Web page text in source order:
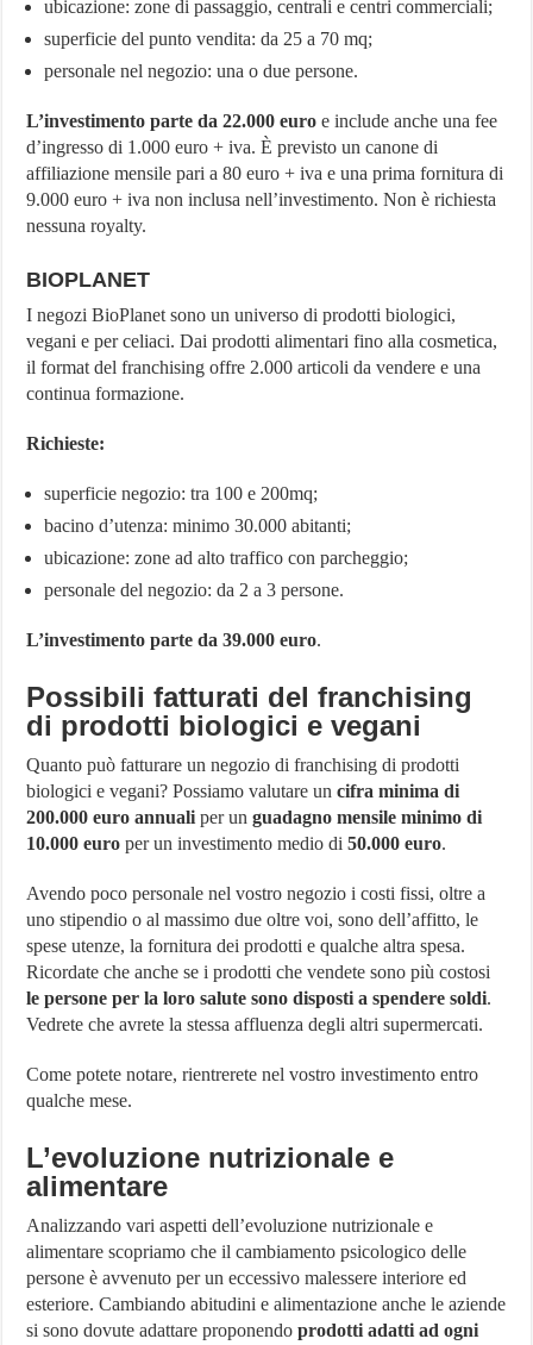
ubicazione: zone di passaggio, centrali e centri commerciali;
superficie del punto vendita: da 25 a 70 mq;
personale nel negozio: una o due persone.
L’investimento parte da 22.000 euro e include anche una fee
d’ingresso di 1.000 euro + iva. È previsto un canone di
affiliazione mensile pari a 80 euro + iva e una prima fornitura di
9.000 euro + iva non inclusa nell’investimento. Non è richiesta
nessuna royalty.
BIOPLANET
I negozi BioPlanet sono un universo di prodotti biologici,
vegani e per celiaci. Dai prodotti alimentari fino alla cosmetica,
il format del franchising offre 2.000 articoli da vendere e una
continua formazione.
Richieste:
superficie negozio: tra 100 e 200mq;
bacino d’utenza: minimo 30.000 abitanti;
ubicazione: zone ad alto traffico con parcheggio;
personale del negozio: da 2 a 3 persone.
L’investimento parte da 39.000 euro.
Possibili fatturati del franchising
di prodotti biologici e vegani
Quanto può fatturare un negozio di franchising di prodotti
biologici e vegani? Possiamo valutare uncifra minima di
200.000 euro annualiper unguadagno mensile minimo di
10.000 euro per un investimento medio di50.000 euro.
Avendo poco personale nel vostro negozio i costi fissi, oltre a
uno stipendio o al massimo due oltre voi, sono dell’affitto, le
spese utenze, la fornitura dei prodotti e qualche altra spesa.
Ricordate che anche se i prodotti che vendete sono più costosi
le persone per la loro salute sono disposti a spendere soldi.
Vedrete che avrete la stessa affluenza degli altri supermercati.
Come potete notare, rientrerete nel vostro investimento entro
qualche mese.
L’evoluzione nutrizionale e
alimentare
Analizzando vari aspetti dell’evoluzione nutrizionale e
alimentare scopriamo che il cambiamento psicologico delle
persone è avvenuto per un eccessivo malessere interiore ed
esteriore. Cambiando abitudini e alimentazione anche le aziende
si sono dovute adattare proponendoprodotti adatti ad ogni